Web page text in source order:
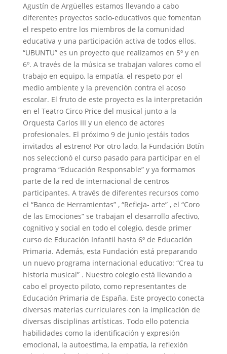
Agustín de Argüelles estamos llevando a cabo
diferentes proyectos socio-educativos que fomentan
el respeto entre los miembros de la comunidad
educativa y una participación activa de todos ellos.
“UBUNTU” es un proyecto que realizamos en 5º y en
6º. A través de la música se trabajan valores como el
trabajo en equipo, la empatía, el respeto por el
medio ambiente y la prevención contra el acoso
escolar. El fruto de este proyecto es la interpretación
en el Teatro Circo Price del musical junto a la
Orquesta Carlos III y un elenco de actores
profesionales. El próximo 9 de junio ¡estáis todos
invitados al estreno! Por otro lado, la Fundación Botín
nos seleccionó el curso pasado para participar en el
programa “Educación Responsable” y ya formamos
parte de la red de internacional de centros
participantes. A través de diferentes recursos como
el “Banco de Herramientas” , “Refleja- arte” , el “Coro
de las Emociones” se trabajan el desarrollo afectivo,
cognitivo y social en todo el colegio, desde primer
curso de Educación Infantil hasta 6º de Educación
Primaria. Además, esta Fundación está preparando
un nuevo programa internacional educativo: “Crea tu
historia musical” . Nuestro colegio está llevando a
cabo el proyecto piloto, como representantes de
Educación Primaria de España. Este proyecto conecta
diversas materias curriculares con la implicación de
diversas disciplinas artísticas. Todo ello potencia
habilidades como la identificación y expresión
emocional, la autoestima, la empatía, la reflexión